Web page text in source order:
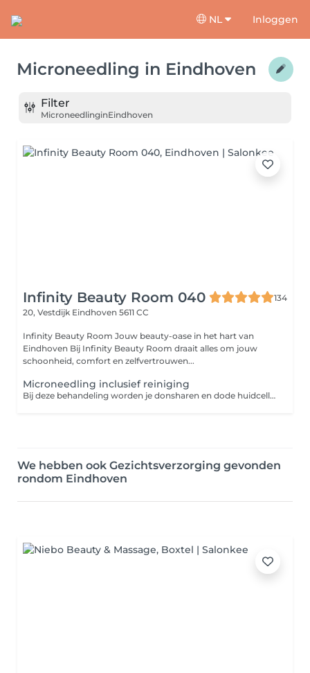
NL Inloggen
Microneedling in Eindhoven
Filter
MicroneedlinginEindhoven
Infinity Beauty Room 040
134
20, Vestdijk Eindhoven 5611 CC
Infinity Beauty Room Jouw beauty-oase in het hart van
Eindhoven Bij Infinity Beauty Room draait alles om jouw
schoonheid, comfort en zelfvertrouwen...
Microneedling inclusief reiniging
Bij deze behandeling worden je donsharen en dode huidcellen verwijderd van je gezicht met een speciale scalpel voor dermaplanning. Het mesje schraapt alle dode huidcellen en donsharen weg, waardoor je een zachte en gladde huid krijgt met een heldere teint.
We hebben ook Gezichtsverzorging gevonden
rondom Eindhoven